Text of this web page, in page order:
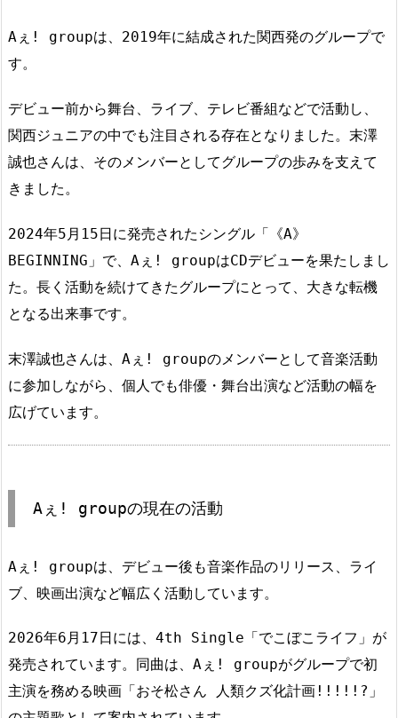
Aぇ! groupは、2019年に結成された関西発のグループで
す。
デビュー前から舞台、ライブ、テレビ番組などで活動し、
関西ジュニアの中でも注目される存在となりました。末澤
誠也さんは、そのメンバーとしてグループの歩みを支えて
きました。
2024年5月15日に発売されたシングル「《A》
BEGINNING」で、Aぇ! groupはCDデビューを果たしまし
た。長く活動を続けてきたグループにとって、大きな転機
となる出来事です。
末澤誠也さんは、Aぇ! groupのメンバーとして音楽活動
に参加しながら、個人でも俳優・舞台出演など活動の幅を
広げています。
Aぇ! groupの現在の活動
Aぇ! groupは、デビュー後も音楽作品のリリース、ライ
ブ、映画出演など幅広く活動しています。
2026年6月17日には、4th Single「でこぼこライフ」が
発売されています。同曲は、Aぇ! groupがグループで初
主演を務める映画「おそ松さん 人類クズ化計画!!!!!?」